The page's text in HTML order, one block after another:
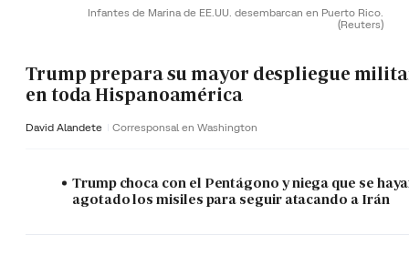
Infantes de Marina de EE.UU. desembarcan en Puerto Rico.
(Reuters)
Trump prepara su mayor despliegue
en toda Hispanoamérica
David Alandete Corresponsal en Washington
Trump choca con el Pentágono y niega que se
agotado los misiles para seguir atacando a Irán